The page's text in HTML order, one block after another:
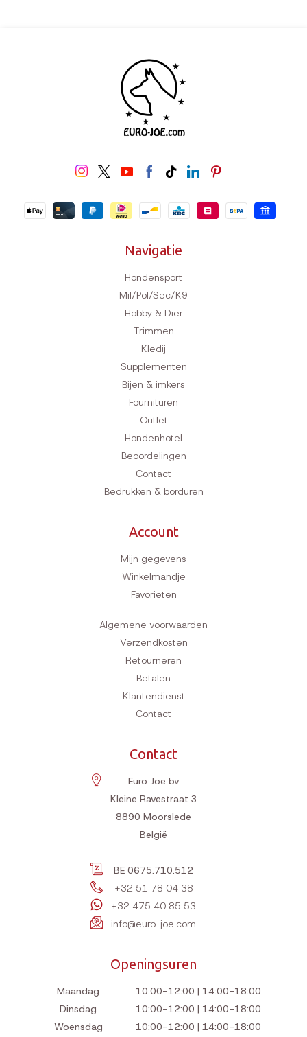
Navigatie
Hondensport
Mil/Pol/Sec/K9
Hobby & Dier
Trimmen
Kledij
Supplementen
Bijen & imkers
Fournituren
Outlet
Hondenhotel
Beoordelingen
Contact
Bedrukken & borduren
Account
Mijn gegevens
Winkelmandje
Favorieten
Algemene voorwaarden
Verzendkosten
Retourneren
Betalen
Klantendienst
Contact
Contact
Euro Joe bv
Kleine Ravestraat 3
8890 Moorslede
België
BE 0675.710.512
+32 51 78 04 38
+32 475 40 85 53
info@euro-joe.com
Openingsuren
Maandag
10:00-12:00 | 14:00-18:00
Dinsdag
10:00-12:00 | 14:00-18:00
Woensdag
10:00-12:00 | 14:00-18:00